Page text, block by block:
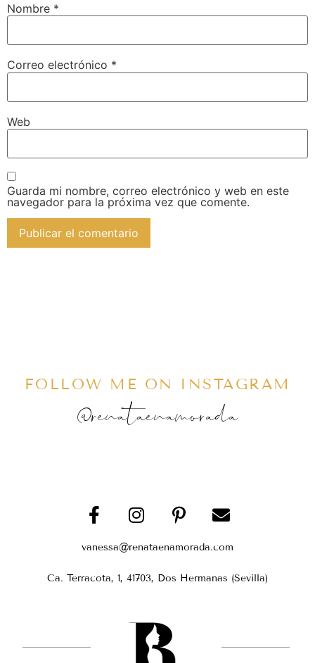
Nombre *
Correo electrónico *
Web
Guarda mi nombre, correo electrónico y web en este
navegador para la próxima vez que comente.
FOLLOW ME ON INSTAGRAM
@renataenamorada
vanessa@renataenamorada.com
Ca. Terracota, 1, 41703, Dos Hermanas (Sevilla)